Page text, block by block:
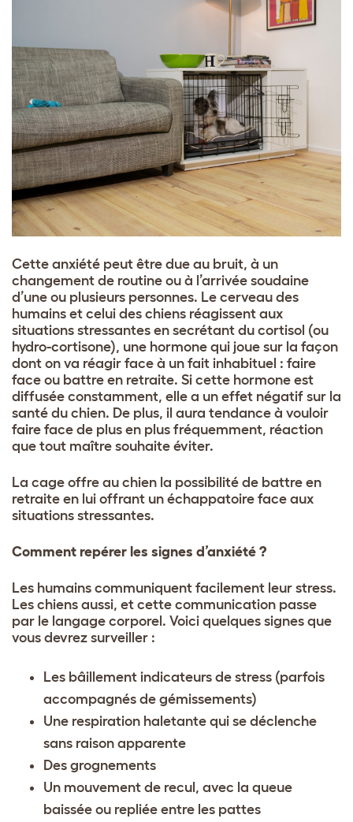
Cette anxiété peut être due au bruit, à un
changement de routine ou à l’arrivée soudaine
d’une ou plusieurs personnes. Le cerveau des
humains et celui des chiens réagissent aux
situations stressantes en secrétant du cortisol (ou
hydro-cortisone), une hormone qui joue sur la façon
dont on va réagir face à un fait inhabituel : faire
face ou battre en retraite. Si cette hormone est
diffusée constamment, elle a un effet négatif sur la
santé du chien. De plus, il aura tendance à vouloir
faire face de plus en plus fréquemment, réaction
que tout maître souhaite éviter.
La cage offre au chien la possibilité de battre en
retraite en lui offrant un échappatoire face aux
situations stressantes.
Comment repérer les signes d’anxiété ?
Les humains communiquent facilement leur stress.
Les chiens aussi, et cette communication passe
par le langage corporel. Voici quelques signes que
vous devrez surveiller :
Les bâillement indicateurs de stress (parfois
accompagnés de gémissements)
Une respiration haletante qui se déclenche
sans raison apparente
Des grognements
Un mouvement de recul, avec la queue
baissée ou repliée entre les pattes